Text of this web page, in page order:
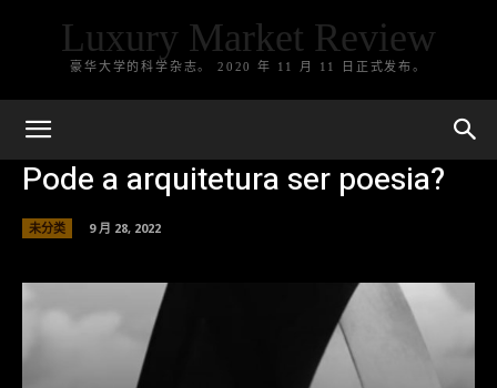
Luxury Market Review
豪华大学的科学杂志。 2020 年 11 月 11 日正式发布。
Pode a arquitetura ser poesia?
未分类 9 月 28, 2022